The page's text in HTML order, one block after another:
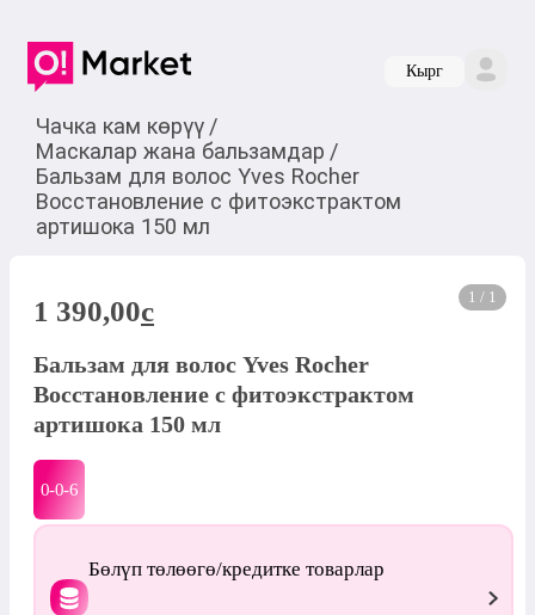
Кырг
Чачка кам көрүү /
Маскалар жана бальзамдар /
Бальзам для волос Yves Rocher
Восстановление с фитоэкстрактом
артишока 150 мл
1 / 1
1 390,00c
Бальзам для волос Yves Rocher
Восстановление с фитоэкстрактом
артишока 150 мл
0-0-6
Бөлүп төлөөгө/кредитке товарлар